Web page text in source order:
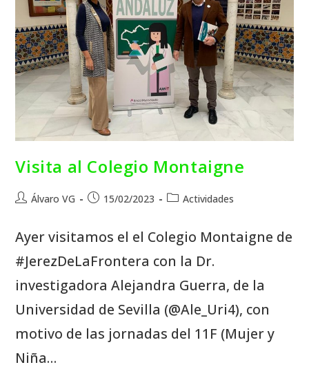
Visita al Colegio Montaigne
Álvaro VG 15/02/2023 Actividades
Ayer visitamos el el Colegio Montaigne de
#JerezDeLaFrontera con la Dr.
investigadora Alejandra Guerra, de la
Universidad de Sevilla (@Ale_Uri4), con
motivo de las jornadas del 11F (Mujer y
Niña…